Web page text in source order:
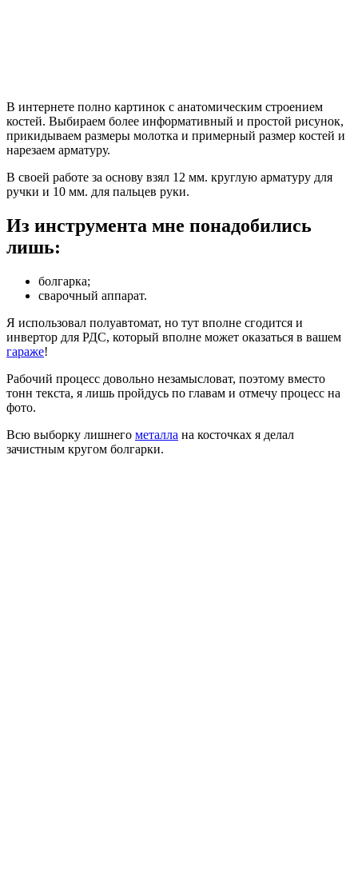
В интернете полно картинок с анатомическим строением
костей. Выбираем более информативный и простой рисунок,
прикидываем размеры молотка и примерный размер костей и
нарезаем арматуру.
В своей работе за основу взял 12 мм. круглую арматуру для
ручки и 10 мм. для пальцев руки.
Из инструмента мне понадобились
лишь:
болгарка;
сварочный аппарат.
Я использовал полуавтомат, но тут вполне сгодится и
инвертор для РДС, который вполне может оказаться в вашем
гараже!
Рабочий процесс довольно незамысловат, поэтому вместо
тонн текста, я лишь пройдусь по главам и отмечу процесс на
фото.
Всю выборку лишнего металла на косточках я делал
зачистным кругом болгарки.